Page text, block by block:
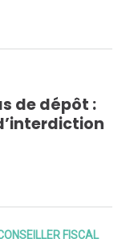
de dépôt :
FISCAL